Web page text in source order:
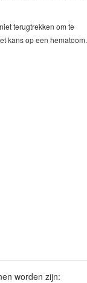
terugtrekken om te
kans op een hematoom.
worden zijn: